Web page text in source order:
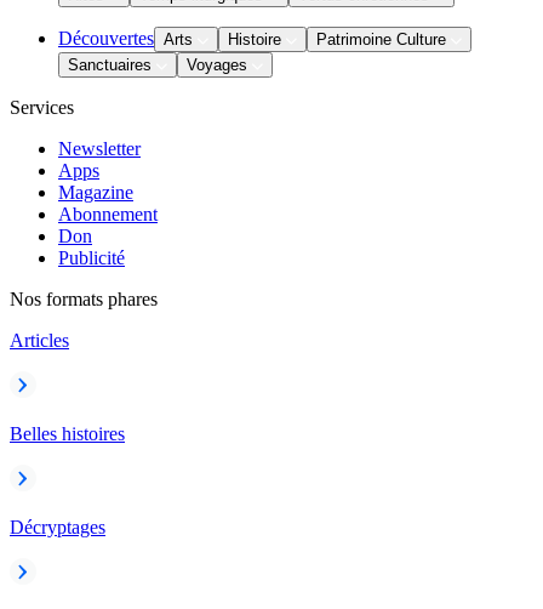
Découvertes Arts Histoire
Patrimoine Culture
Sanctuaires
Voyages
Services
Newsletter
Apps
Magazine
Abonnement
Don
Publicité
Nos formats phares
Articles
Belles histoires
Décryptages